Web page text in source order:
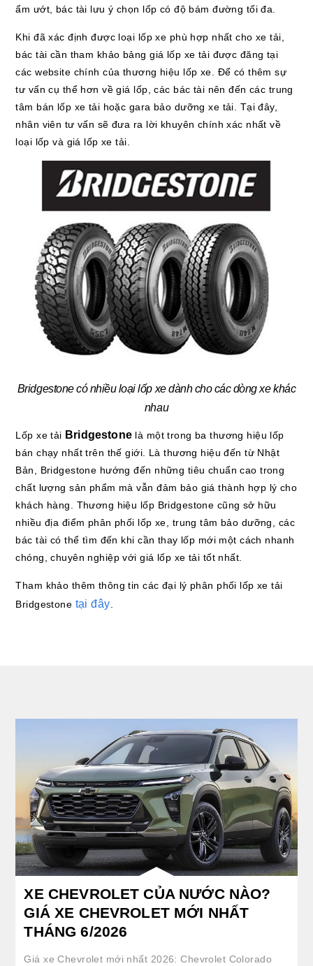
ẩm ướt, bác tài lưu ý chọn lốp có độ bám đường tối đa.
Khi đã xác định được loại lốp xe phù hợp nhất cho xe tải,
bác tài cần tham khảo bảng giá lốp xe tải được đăng tại
các website chính của thương hiệu lốp xe. Để có thêm sự
tư vấn cụ thể hơn về giá lốp, các bác tài nên đến các trung
tâm bán lốp xe tải hoặc gara bảo dưỡng xe tải. Tại đây,
nhân viên tư vấn sẽ đưa ra lời khuyên chính xác nhất về
loại lốp và giá lốp xe tải.
Bridgestone có nhiều loại lốp xe dành cho các dòng xe khác
nhau
Lốp xe tải Bridgestonelà một trong ba thương hiệu lốp
bán chạy nhất trên thế giới. Là thương hiệu đến từ Nhật
Bản, Bridgestone hướng đến những tiêu chuẩn cao trong
chất lượng sản phẩm mà vẫn đảm bảo giá thành hợp lý cho
khách hàng. Thương hiệu lốp Bridgestone cũng sở hữu
nhiều địa điểm phân phối lốp xe, trung tâm bảo dưỡng, các
bác tài có thể tìm đến khi cần thay lốp mới một cách nhanh
chóng, chuyên nghiệp với giá lốp xe tải tốt nhất.
Tham khảo thêm thông tin các đại lý phân phối lốp xe tải
Bridgestone tại đây
XE CHEVROLET CỦA NƯỚC NÀO?
GIÁ XE CHEVROLET MỚI NHẤT
THÁNG 6/2026
Giá xe Chevrolet mới nhất 2026: Chevrolet Colorado